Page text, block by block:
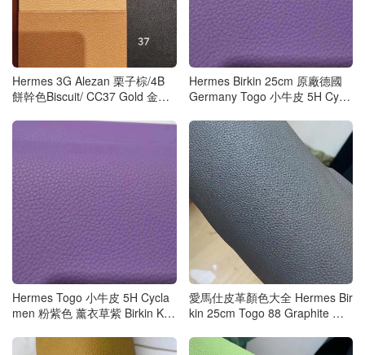
Hermes 3G Alezan 栗子棕/4B
餅幹色Biscuit/ CC37 Gold 金棕
Hermes Birkin 25cm 原廠德國
Germany Togo 小牛皮 5H Cycl
Hermes Togo 小牛皮 5H Cycla
men 粉紫色 薰衣草紫 Birkin Kell
愛馬仕皮革顏色大全 Hermes Bir
kin 25cm Togo 88 Graphite 石